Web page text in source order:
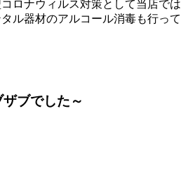
ロナウィルス対策として当店では
ル器材のアルコール消毒も行って
ブでした～